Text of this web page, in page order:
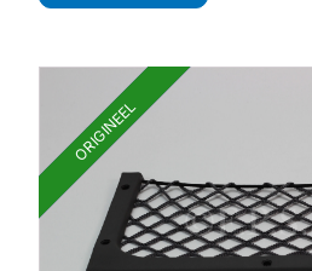
ORIGINEEL